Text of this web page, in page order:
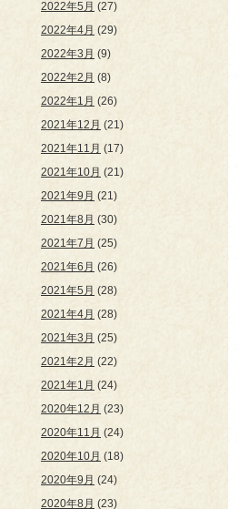
2022年5月 (27)
2022年4月 (29)
2022年3月 (9)
2022年2月 (8)
2022年1月 (26)
2021年12月 (21)
2021年11月 (17)
2021年10月 (21)
2021年9月 (21)
2021年8月 (30)
2021年7月 (25)
2021年6月 (26)
2021年5月 (28)
2021年4月 (28)
2021年3月 (25)
2021年2月 (22)
2021年1月 (24)
2020年12月 (23)
2020年11月 (24)
2020年10月 (18)
2020年9月 (24)
2020年8月 (23)